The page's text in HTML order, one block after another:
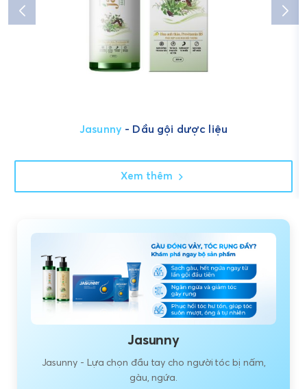
Jasunny - Dầu gội dược liệu
Xem thêm
Jasunny
Jasunny - Lựa chọn đầu tay cho người tóc bị nấm,
gàu, ngứa.